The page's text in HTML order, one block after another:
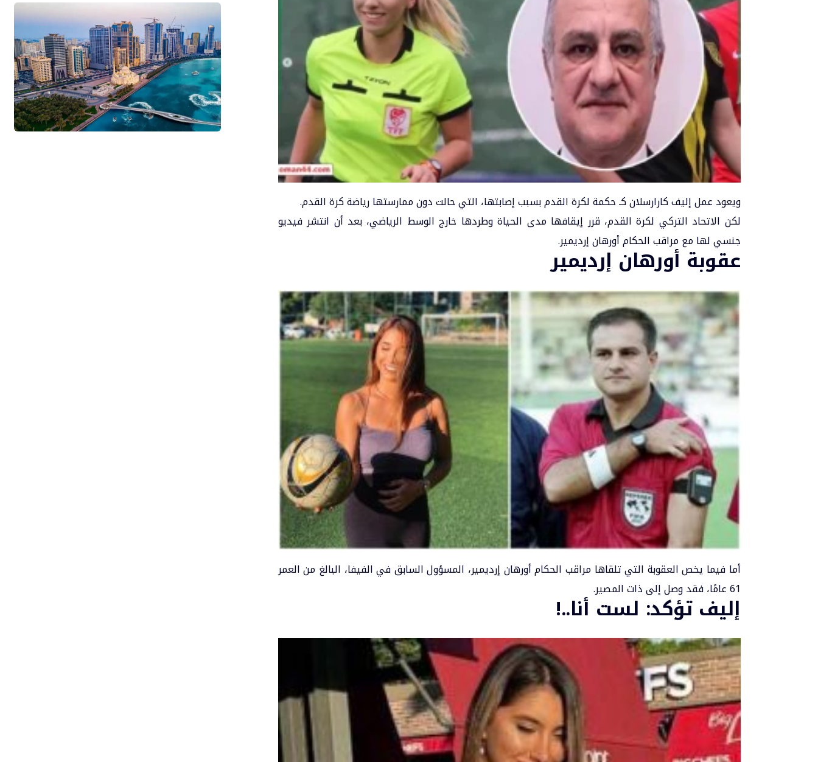
ويعود عمل إليف كارارسلان كـ حكمة لكرة القدم بسبب إصابتها، التي حالت دون ممارستها رياضة كرة القدم.
لكن الاتحاد التركي لكرة القدم، قرر إيقافها مدى الحياة وطردها خارج الوسط الرياضي، بعد أن انتشر فيديو
جنسي لها مع مراقب الحكام أورهان إرديمير.
عقوبة أورهان إرديمير
أما فيما يخص العقوبة التي تلقاها مراقب الحكام أورهان إرديمير، المسؤول السابق في الفيفا، البالغ من العمر
61 عامًا، فقد وصل إلى ذات المصير.
إليف تؤكد: لست أنا..!